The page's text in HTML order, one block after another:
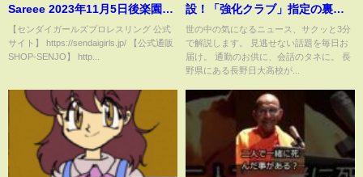
Sareee 2023年11月5日後楽園ホ
ール
【センダイガールズプロレスリング 公式
サイト】 https://sendaigirls.jp/ 【公式通販
SHOP-SENJO】 http...
設！「強化クラブ」指定の裏で
囁かれる深刻な懸念とネットの
厳しい意見
世の中の気になるニュース、サクッと3分
で解説します。 見逃せない話題を毎日お
届け。 通勤のお供に、会話のタネに。 長
野県にある長野日大高校が...